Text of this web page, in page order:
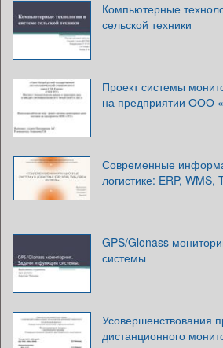
Компьютерные
сельской техники
Проект системы
на предприятии ООО
Современные
логистике: ERP,
GPS/Glonass
системы
Усовершенствования
дистанционного